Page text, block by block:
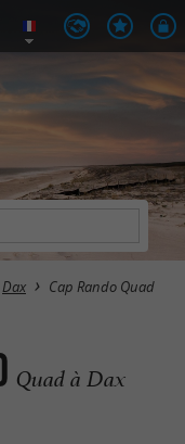
Dax Cap Rando Quad
Quad à Dax